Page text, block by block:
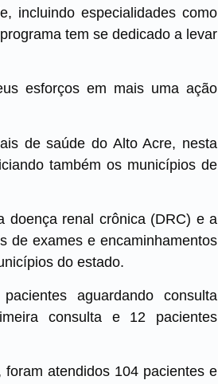
incluindo especialidades como
tem se dedicado a levar
esforços em mais uma ação
de saúde do Alto Acre, nesta
também os municípios de
doença renal crônica (DRC) e a
de exames e encaminhamentos
do estado.
aguardando consulta
consulta e 12 pacientes
atendidos 104 pacientes e